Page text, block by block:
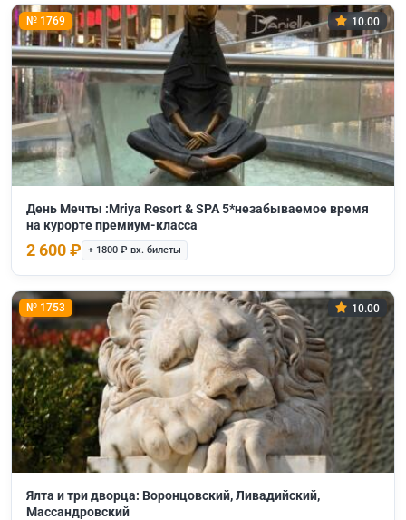
№ 1769 10.00
День Мечты :Mriya Resort & SPA 5*незабываемое время
на курорте премиум-класса
2 600 ₽ + 1800 ₽ вх. билеты
№ 1753 10.00
Ялта и три дворца: Воронцовский, Ливадийский,
Массандровский